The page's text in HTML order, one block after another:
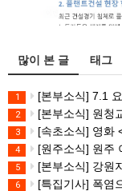
많이 본 글 태그
1 [본부소식] 7.1
2 [본부소식] 원청교섭 원년.
3 [속초소식] 영화
4 [원주소식] 원주
5 [본부소식] 강원
6 [특집기사] 폭염